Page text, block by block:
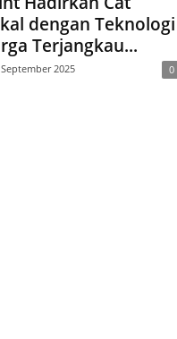
dengan Teknologi
Terjangkau...
2025 0